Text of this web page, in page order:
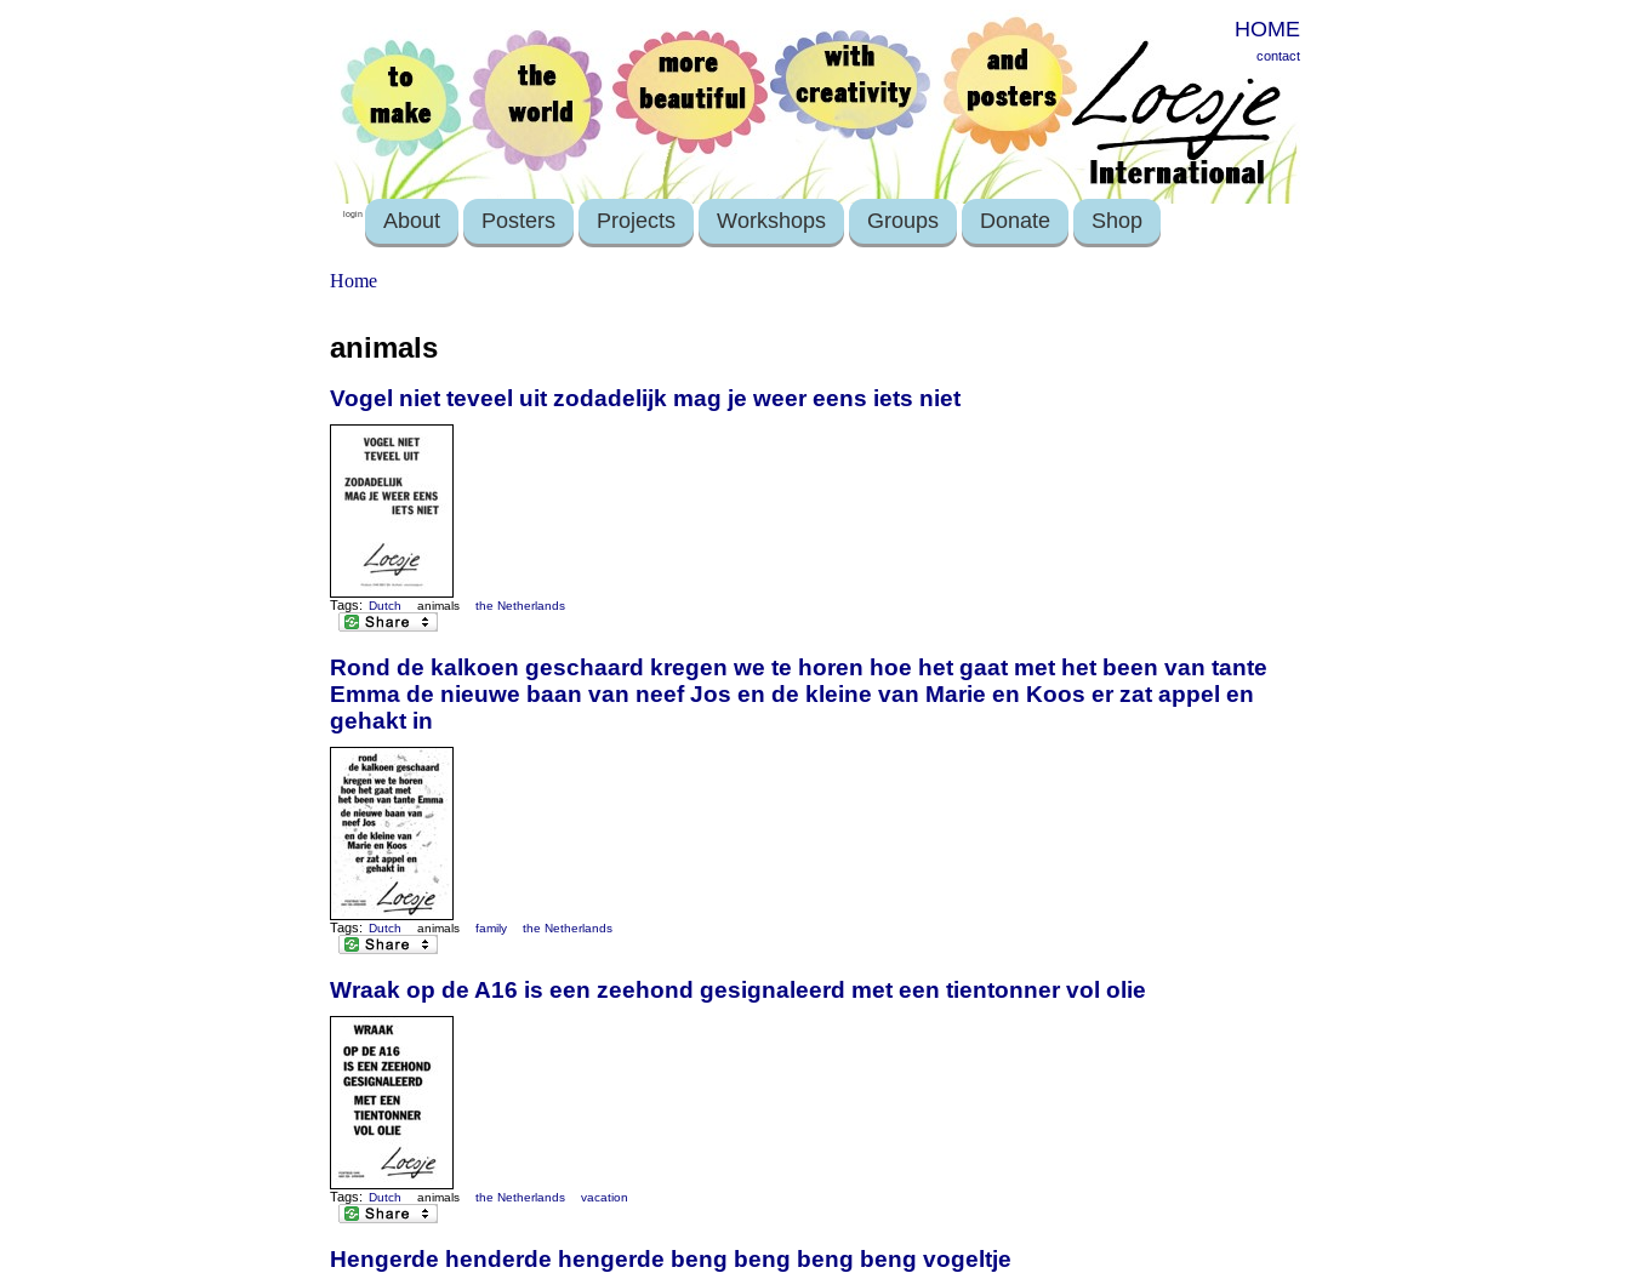
HOME
contact
login About Posters Projects Workshops Groups Donate Shop
Home
animals
Vogel niet teveel uit zodadelijk mag je weer eens iets niet
Tags: Dutch animals the Netherlands
Rond de kalkoen geschaard kregen we te horen hoe het gaat met het been van tante
Emma de nieuwe baan van neef Jos en de kleine van Marie en Koos er zat appel en
gehakt in
Tags: Dutch animals family the Netherlands
Wraak op de A16 is een zeehond gesignaleerd met een tientonner vol olie
Tags: Dutch animals the Netherlands vacation
Hengerde henderde hengerde beng beng beng beng vogeltje